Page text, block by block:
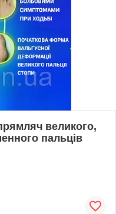
великого,
пальців